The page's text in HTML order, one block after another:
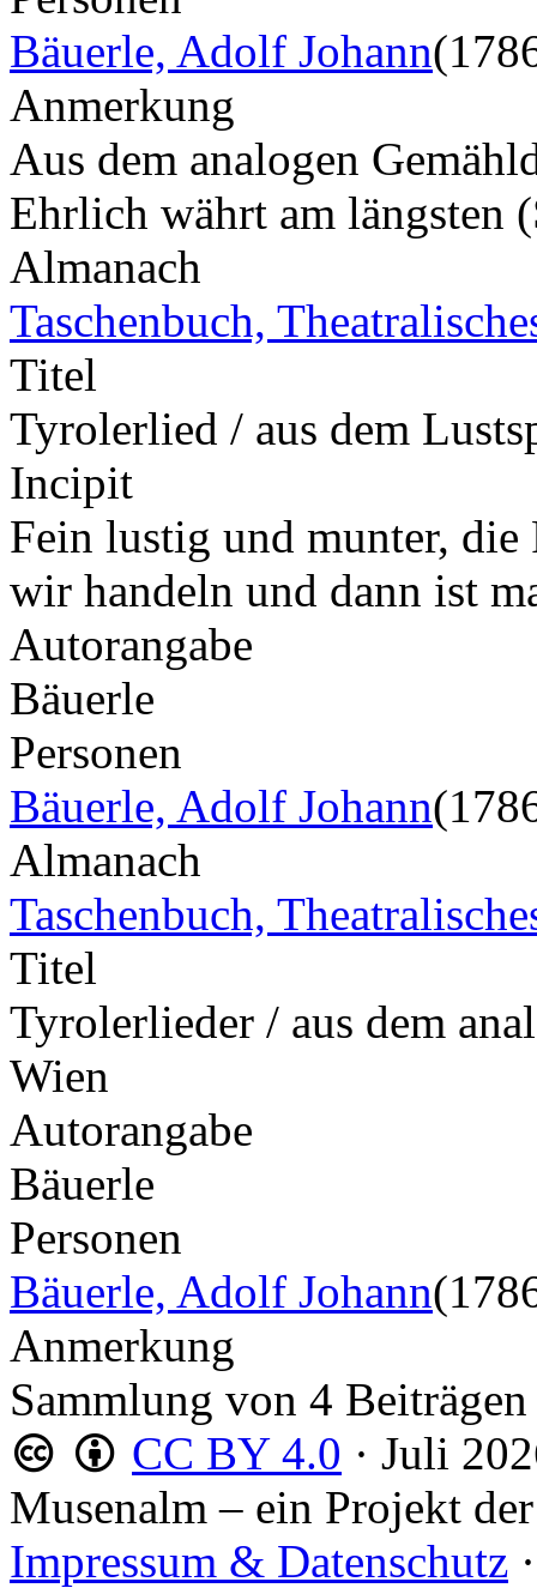
Bäuerle, Adolf Johann
Anmerkung
Aus dem analogen
Ehrlich währt am längsten
Almanach
Taschenbuch,
Titel
Tyrolerlied / aus dem
Incipit
Fein lustig und munter,
wir handeln und dann ist
Autorangabe
Bäuerle
Personen
Bäuerle, Adolf Johann
Almanach
Taschenbuch,
Titel
Tyrolerlieder / aus dem
Wien
Autorangabe
Bäuerle
Personen
Bäuerle, Adolf Johann
Anmerkung
Sammlung von 4
CC BY 4.0 · Juli
Musenalm – ein Projekt der
Impressum & Datenschutz ·